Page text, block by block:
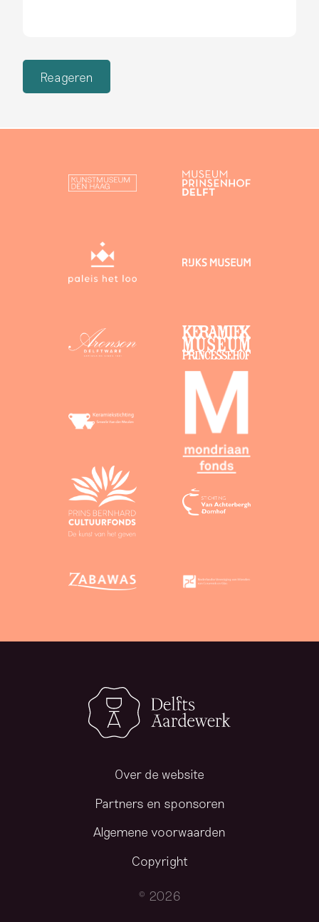
Reageren
Over de website
Partners en sponsoren
Algemene voorwaarden
Copyright
© 2026